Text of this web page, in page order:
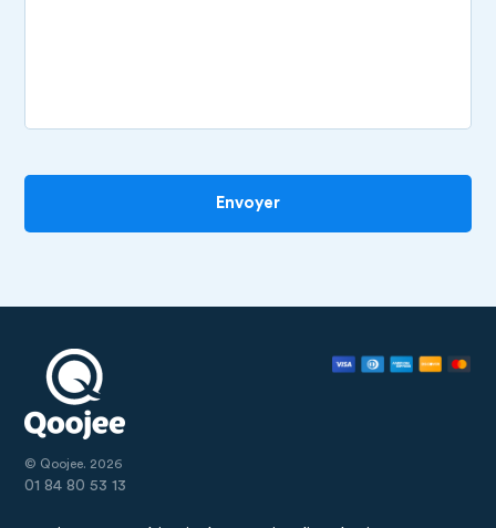
Envoyer
© Qoojee. 2026
01 84 80 53 13